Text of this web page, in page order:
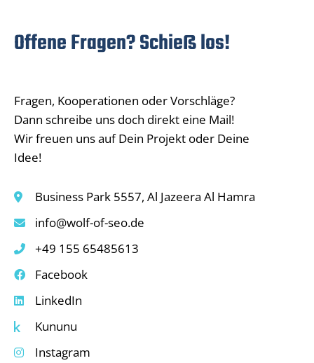
Offene Fragen? Schieß los!
Fragen, Kooperationen oder Vorschläge?
Dann schreibe uns doch direkt eine Mail!
Wir freuen uns auf Dein Projekt oder Deine
Idee!
Business Park 5557, Al Jazeera Al Hamra
info@wolf-of-seo.de
+49 155 65485613
Facebook
LinkedIn
Kununu
Instagram